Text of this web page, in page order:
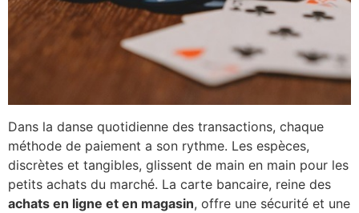
Dans la danse quotidienne des transactions, chaque
méthode de paiement a son rythme. Les espèces,
discrètes et tangibles, glissent de main en main pour les
petits achats du marché. La carte bancaire, reine des
achats en ligne et en magasin, offre une sécurité et une